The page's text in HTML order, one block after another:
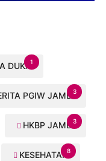
DUKA1
PGIW JAMBI3
HKBP JAMBI3
KESEHATAN8